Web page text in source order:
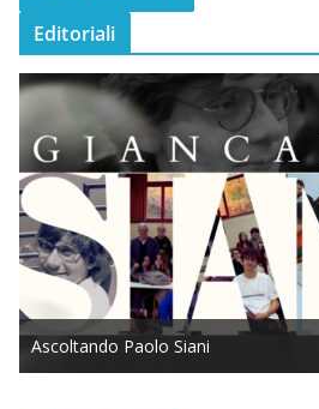
Editoriali
Ascoltando Paolo Siani